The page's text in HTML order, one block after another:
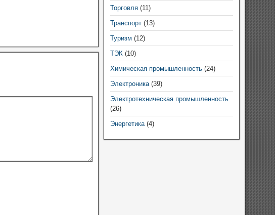
Торговля(11)
Транспорт(13)
Туризм (12)
ТЭК(10)
Химическая промышленность(24)
Электроника(39)
Электротехническая промышленность
(26)
Энергетика(4)